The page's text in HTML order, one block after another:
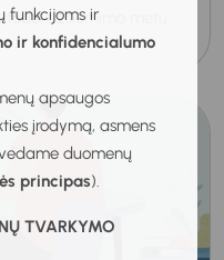
funkcijoms ir
ir konfidencialumo
apsaugos
įrodymą, asmens
duomenų
principas).
TVARKYMO
todėl užsiėmimo metu